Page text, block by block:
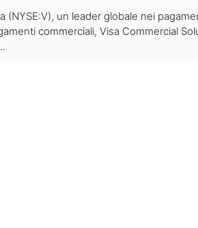
(NYSE:V), un leader globale nei
commerciali, Visa Commercial